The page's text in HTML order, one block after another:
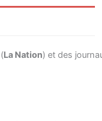
La Nation) et des